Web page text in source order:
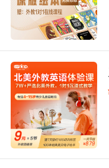
期，流利度比准确
也是从“奶声奶气
范，而非不断打断
孩子问“苹果用英
答案，但更好的
apple”。让孩子建
系，而非通过中文
高反应速度。 误区
局限在课本和培训
言不用就会生锈。
和孩子一起学。有